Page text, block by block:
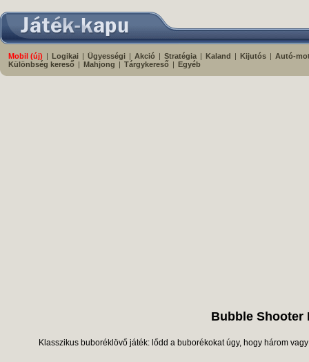
Mobil (új) | Logikai | Ügyességi | Akció | Stratégia | Kaland | Kijutós | Autó-
Különbség kereső | Mahjong | Tárgykereső | Egyéb
Bubble Shooter
Klasszikus buboréklövő játék: lődd a buborékokat úgy, hogy három